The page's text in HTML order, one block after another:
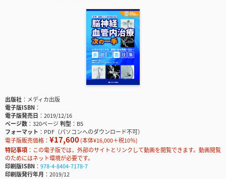
出版社
メディカ出版
電子版ISBN
電子版発売日
2019/12/16
ページ数
320ページ判型
B5
フォーマット
PDF（パソコンへのダウンロード不可）
電子版販売価格： ¥17,600(本体¥16,000＋税10％)
特記事項
この電子版では，外部のサイトとリンクして動画を閲覧できます。動画閲覧
のためにはネット環境が必要です。
印刷版ISBN
978-4-8404-7178-7
印刷版発行年月
2019/12